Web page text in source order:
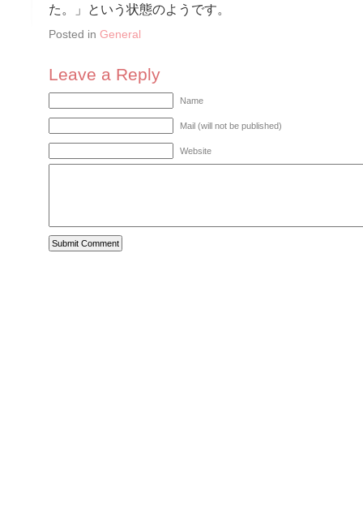
た。」という状態のようです。
Posted in General
Leave a Reply
Name
Mail (will not be published)
Website